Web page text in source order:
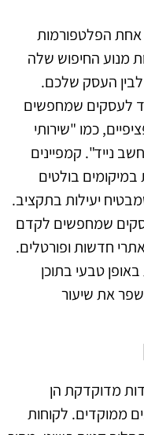
אחת הפלטפורמות
מנוע החיפוש שלה
העסק שלכם.
לעסקים שמחפשים
כמו "שירותי
נייד". קמפיינים
בולטים
יעילות בתקציב.
שמחפשים לקדם
חדשות ופורטלים.
טבעי בתוכן
את שיעור
מדוקדקת הן
ממוקדים. לקוחות